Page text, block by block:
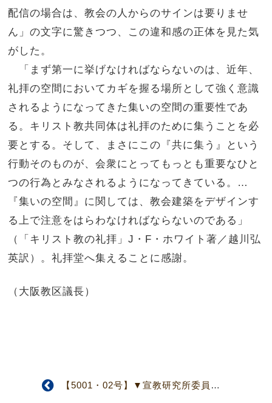
配信の場合は、教会の人からのサインは要りませ
ん」の文字に驚きつつ、この違和感の正体を見た気
がした。
「まず第一に挙げなければならないのは、近年、
礼拝の空間においてカギを握る場所として強く意識
されるようになってきた集いの空間の重要性であ
る。キリスト教共同体は礼拝のために集うことを必
要とする。そして、まさにこの『共に集う』という
行動そのものが、会衆にとってもっとも重要なひと
つの行為とみなされるようになってきている。…
『集いの空間』に関しては、教会建築をデザインす
る上で注意をはらわなければならないのである」
（「キリスト教の礼拝」J・F・ホワイト著／越川弘
英訳）。礼拝堂へ集えることに感謝。
（大阪教区議長）
【5001・02号】▼宣教研究所委員会▲（5面）